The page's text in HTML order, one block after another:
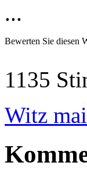
...
Bewerten Sie diesen
1135
Witz